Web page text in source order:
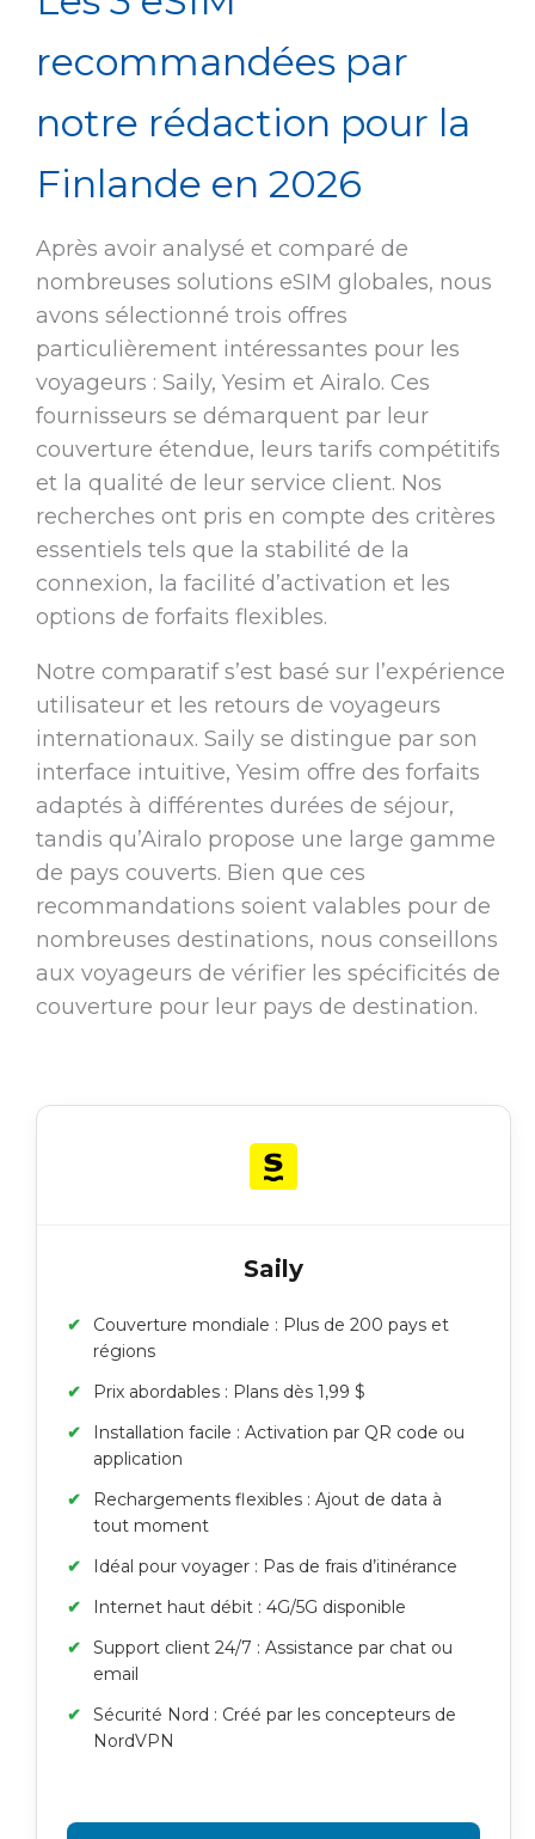
recommandées par
notre rédaction pour la
Finlande en 2026
Après avoir analysé et comparé de
nombreuses solutions eSIM globales, nous
avons sélectionné trois offres
particulièrement intéressantes pour les
voyageurs : Saily, Yesim et Airalo. Ces
fournisseurs se démarquent par leur
couverture étendue, leurs tarifs compétitifs
et la qualité de leur service client. Nos
recherches ont pris en compte des critères
essentiels tels que la stabilité de la
connexion, la facilité d’activation et les
options de forfaits flexibles.
Notre comparatif s’est basé sur l’expérience
utilisateur et les retours de voyageurs
internationaux. Saily se distingue par son
interface intuitive, Yesim offre des forfaits
adaptés à différentes durées de séjour,
tandis qu’Airalo propose une large gamme
de pays couverts. Bien que ces
recommandations soient valables pour de
nombreuses destinations, nous conseillons
aux voyageurs de vérifier les spécificités de
couverture pour leur pays de destination.
Saily
Couverture mondiale : Plus de 200 pays et
régions
Prix abordables : Plans dès 1,99 $
Installation facile : Activation par QR code ou
application
Rechargements flexibles : Ajout de data à
tout moment
Idéal pour voyager : Pas de frais d’itinérance
Internet haut débit : 4G/5G disponible
Support client 24/7 : Assistance par chat ou
email
Sécurité Nord : Créé par les concepteurs de
NordVPN